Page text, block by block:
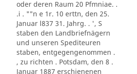
oder deren Raum 20 Pfmniae. .
.i . ""n e 1r. 10 erttn, den 25.
Januar l837 31. Jahrg. . ', S
staben den Landbriefnägern
und unseren Spediteuren
staben, entgegengenommen .
, zu richten . Potsdam, den 8 .
Januar 1887 erschienenen